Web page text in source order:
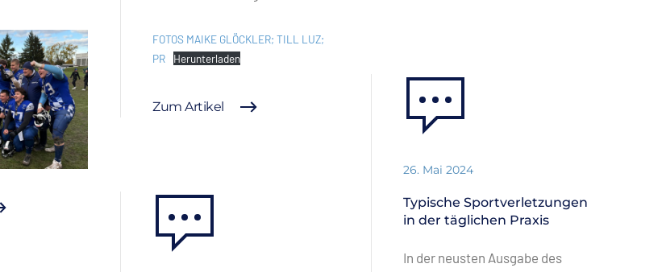
FOTOS MAIKE GLÖCKLER; TILL LUZ;
PR
Herunterladen
Zum Artikel
26. Mai 2024
Typische Sportverletzungen
in der täglichen Praxis
In der neusten Ausgabe des